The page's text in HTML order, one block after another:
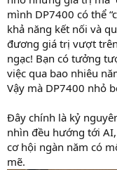
mình DP7400 có thể
khả năng kết nối và
đương giá trị vượt
ngạc! Bạn có tưởng
việc qua bao nhiêu
Vậy mà DP7400 nhỏ
Đây chính là kỷ
nhìn đều hướng tới
cơ hội ngàn năm có
mẽ.